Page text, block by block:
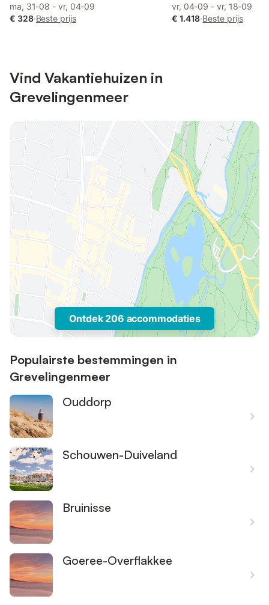
ma, 31-08 - vr, 04-09
€ 328·Beste prijs
vr, 04-09 - vr, 18-09
€ 1.418·Beste prijs
Vind Vakantiehuizen in
Grevelingenmeer
Ontdek 206 accommodaties
Populairste bestemmingen in
Grevelingenmeer
Ouddorp
Schouwen-Duiveland
Bruinisse
Goeree-Overflakkee